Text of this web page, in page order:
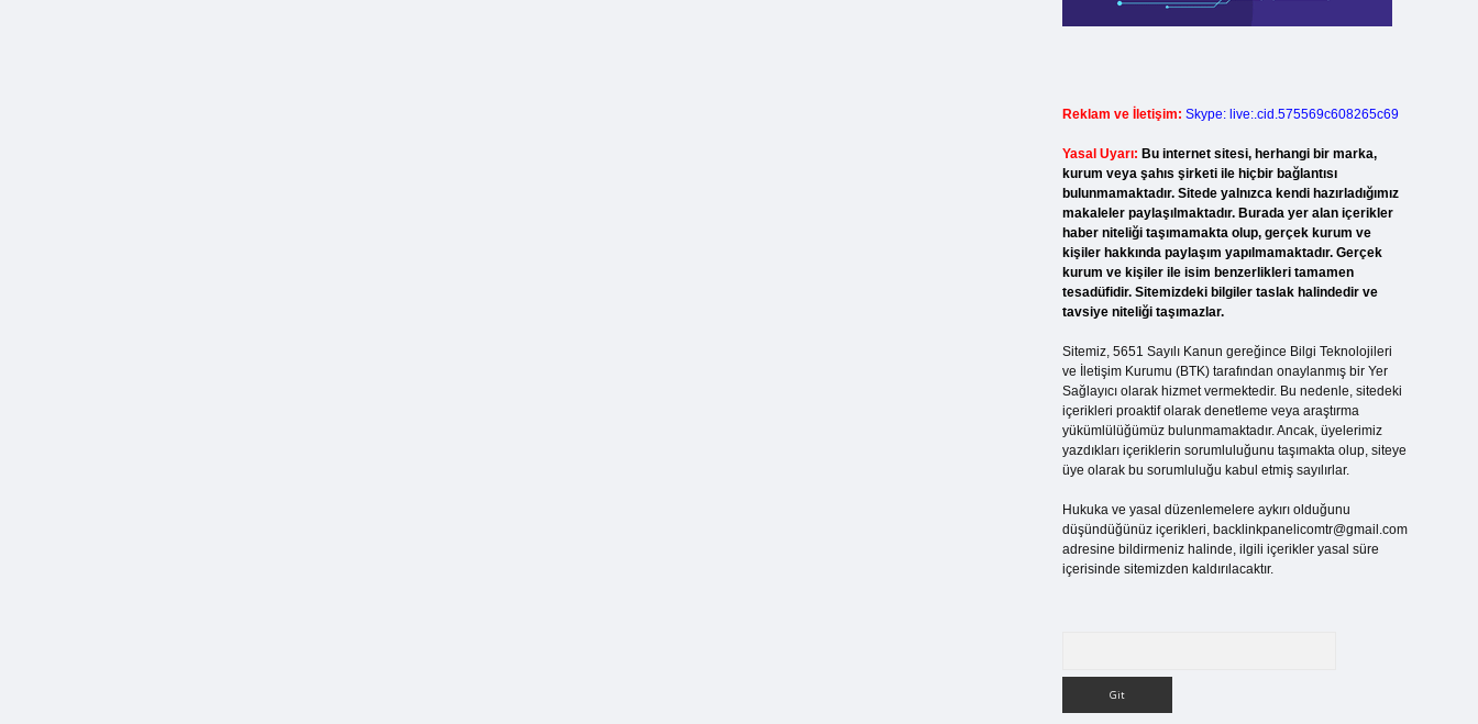
Reklam ve İletişim: Skype: live:.cid.575569c608265c69
Yasal Uyarı: Bu internet sitesi, herhangi bir marka,
kurum veya şahıs şirketi ile hiçbir bağlantısı
bulunmamaktadır. Sitede yalnızca kendi hazırladığımız
makaleler paylaşılmaktadır. Burada yer alan içerikler
haber niteliği taşımamakta olup, gerçek kurum ve
kişiler hakkında paylaşım yapılmamaktadır. Gerçek
kurum ve kişiler ile isim benzerlikleri tamamen
tesadüfidir. Sitemizdeki bilgiler taslak halindedir ve
tavsiye niteliği taşımazlar.
Sitemiz, 5651 Sayılı Kanun gereğince Bilgi Teknolojileri
ve İletişim Kurumu (BTK) tarafından onaylanmış bir Yer
Sağlayıcı olarak hizmet vermektedir. Bu nedenle, sitedeki
içerikleri proaktif olarak denetleme veya araştırma
yükümlülüğümüz bulunmamaktadır. Ancak, üyelerimiz
yazdıkları içeriklerin sorumluluğunu taşımakta olup, siteye
üye olarak bu sorumluluğu kabul etmiş sayılırlar.
Hukuka ve yasal düzenlemelere aykırı olduğunu
düşündüğünüz içerikleri, backlinkpanelicomtr@gmail.com
adresine bildirmeniz halinde, ilgili içerikler yasal süre
içerisinde sitemizden kaldırılacaktır.